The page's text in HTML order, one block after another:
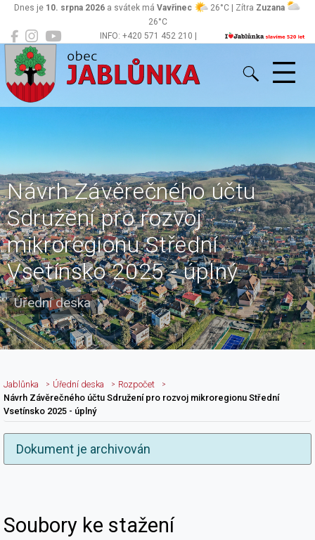
INFO: +420 571 452 210 |
Dnes je 10. srpna 2026 a svátek má Vavřinec 26°C | Zítra Zuzana
26°C
Jablůnka
Návrh Závěrečného účtu
Sdružení pro rozvoj
mikroregionu Střední
Vsetínsko 2025 - úplný
Úřední deska
Jablůnka Úřední deska
Rozpočet
Návrh Závěrečného účtu Sdružení pro rozvoj mikroregionu Střední
Vsetínsko 2025 - úplný
Dokument je archivován
Nadpis článku
Soubory ke stažení